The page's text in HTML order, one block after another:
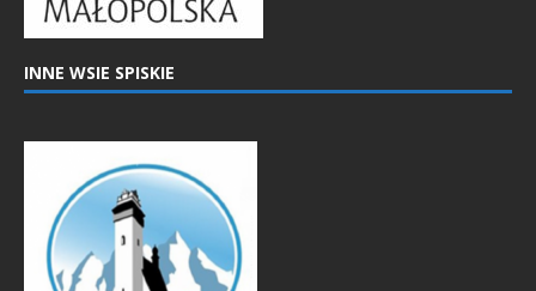
INNE WSIE SPISKIE